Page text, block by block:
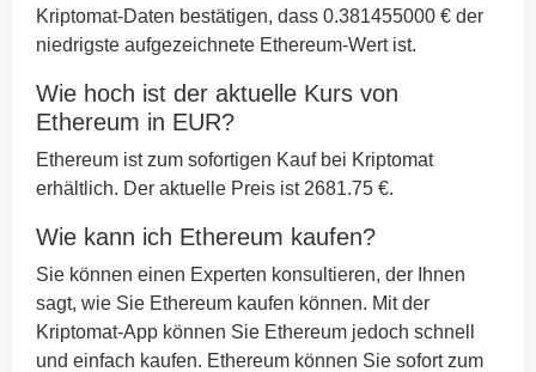
Kriptomat-Daten bestätigen, dass 0.381455000 € der
niedrigste aufgezeichnete Ethereum-Wert ist.
Wie hoch ist der aktuelle Kurs von
Ethereum in EUR?
Ethereum ist zum sofortigen Kauf bei Kriptomat
erhältlich. Der aktuelle Preis ist 2681.75 €.
Wie kann ich Ethereum kaufen?
Sie können einen Experten konsultieren, der Ihnen
sagt, wie Sie Ethereum kaufen können. Mit der
Kriptomat-App können Sie Ethereum jedoch schnell
und einfach kaufen. Ethereum können Sie sofort zum